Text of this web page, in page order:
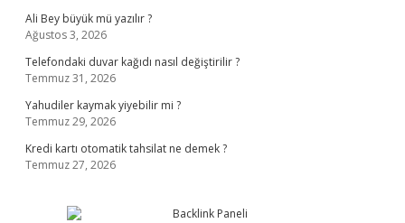
Ali Bey büyük mü yazılır ?
Ağustos 3, 2026
Telefondaki duvar kağıdı nasıl değiştirilir ?
Temmuz 31, 2026
Yahudiler kaymak yiyebilir mi ?
Temmuz 29, 2026
Kredi kartı otomatik tahsilat ne demek ?
Temmuz 27, 2026